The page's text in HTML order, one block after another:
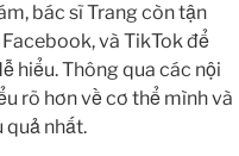
bác sĩ Trang còn tận
và TikTok để
hiểu. Thông qua các nội
rõ hơn về cơ thể mình và
quả nhất.